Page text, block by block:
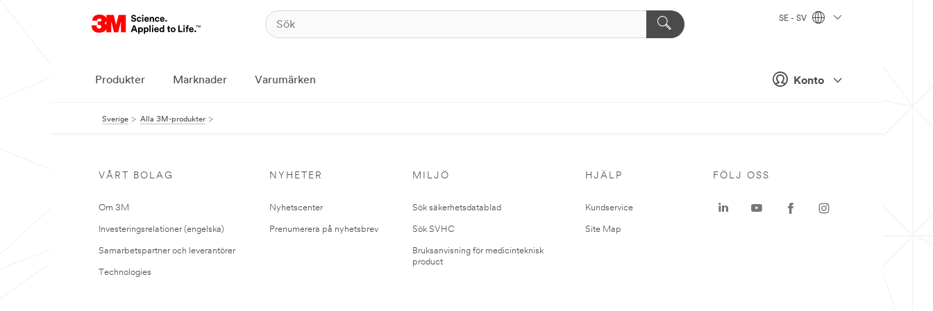
Konto
SE - SV
Produkter Marknader Varumärken
Sverige Alla 3M-produkter
VÅRT BOLAG
Om 3M
Investeringsrelationer (engelska)
Samarbetspartner och leverantörer
Technologies
NYHETER
Nyhetscenter
Prenumerera på nyhetsbrev
MILJÖ
Sök säkerhetsdatablad
Sök SVHC
Bruksanvisning för medicinteknisk
product
HJÄLP
Kundservice
Site Map
FÖLJ OSS